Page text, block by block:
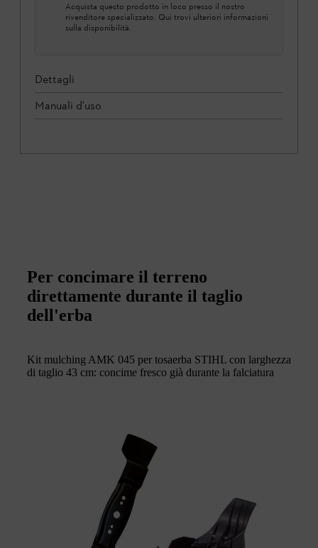
Acquista questo prodotto in loco presso il nostro
rivenditore specializzato. Qui trovi ulteriori informazioni
sulla disponibilità.
Dettagli
Manuali d'uso
Per concimare il terreno
direttamente durante il taglio
dell'erba
Kit mulching AMK 045 per tosaerba STIHL con larghezza
di taglio 43 cm: concime fresco già durante la falciatura